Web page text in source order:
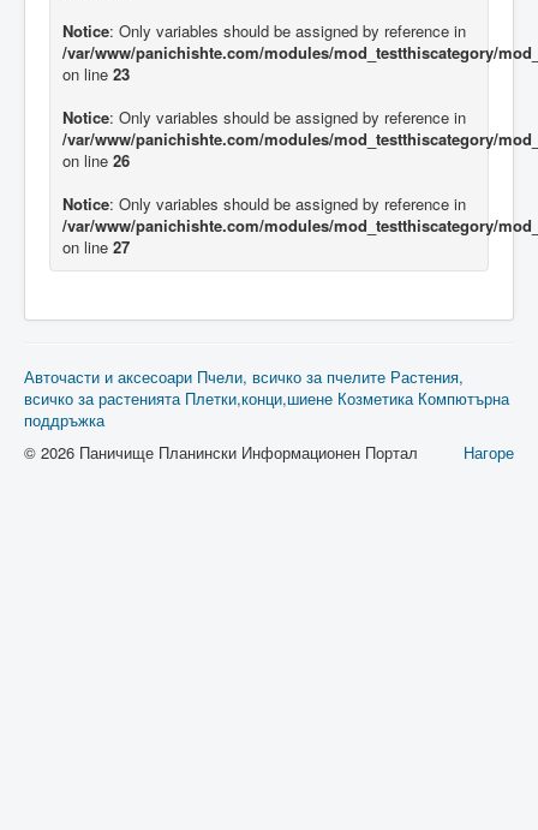
Notice: Only variables should be assigned by reference in
/var/www/panichishte.com/modules/mod_testthiscategory/
on line 23
Notice: Only variables should be assigned by reference in
/var/www/panichishte.com/modules/mod_testthiscategory/
on line 26
Notice: Only variables should be assigned by reference in
/var/www/panichishte.com/modules/mod_testthiscategory/
on line 27
Авточасти и аксесоари Пчели, всичко за пчелите Растения,
всичко за растенията Плетки,конци,шиене Козметика Компютърна
поддръжка
Нагоре
© 2026 Паничище Планински Информационен Портал